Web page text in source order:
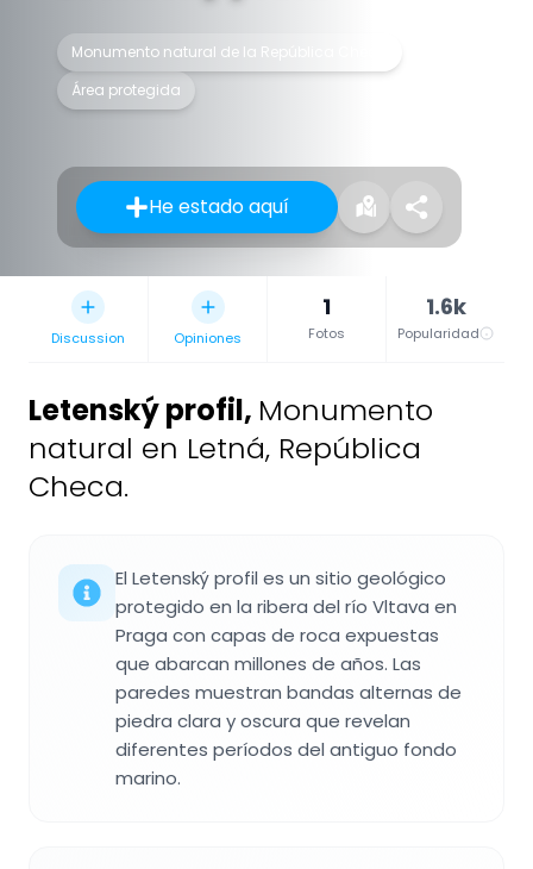
Monumento natural de la República Checa
Área protegida
He estado aquí
Discussion Opiniones
1
Fotos
1.6k
Popularidad
Letenský profil, Monumento
natural en Letná, República
Checa.
El Letenský profil es un sitio geológico
protegido en la ribera del río Vltava en
Praga con capas de roca expuestas
que abarcan millones de años. Las
paredes muestran bandas alternas de
piedra clara y oscura que revelan
diferentes períodos del antiguo fondo
marino.